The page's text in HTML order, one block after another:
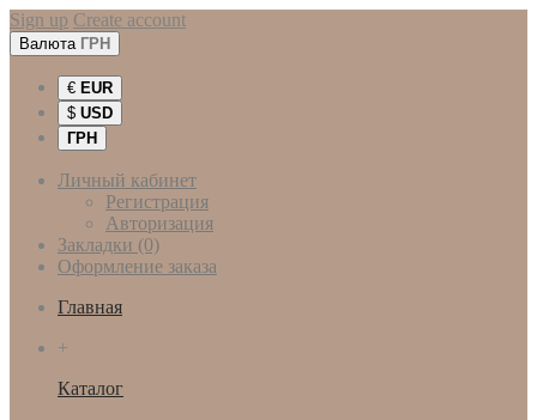
Sign up Create account
Валюта ГРН
€ EUR
$ USD
ГРН
Личный кабинет
Регистрация
Авторизация
Закладки (0)
Оформление заказа
Главная
+
Каталог